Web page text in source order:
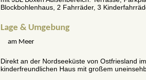
Blockbohlenhaus, 2 Fahrräder, 3
Lage & Umgebung
am Meer
Direkt an der Nordseeküste von Ostfriesland
kinderfreundlichen Haus mit großem